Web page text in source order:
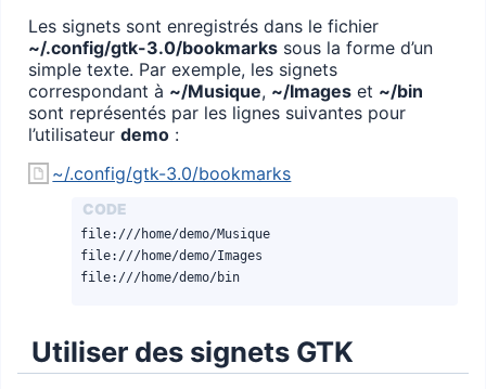
Les signets sont enregistrés dans le fichier
~/.config/gtk-3.0/bookmarks sous la forme d’un
simple texte. Par exemple, les signets
correspondant à ~/Musique, ~/Images et ~/bin
sont représentés par les lignes suivantes pour
l’utilisateur demo :
~/.config/gtk-3.0/bookmarks
file:///home/demo/Musique
file:///home/demo/Images
file:///home/demo/bin
Utiliser des signets GTK